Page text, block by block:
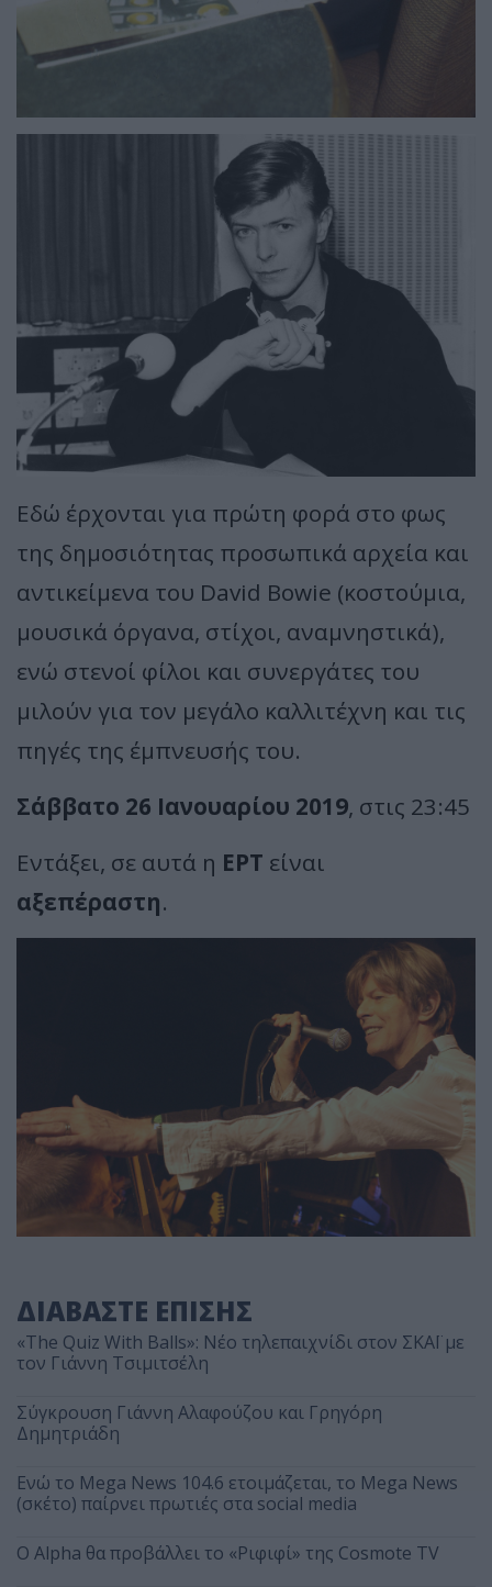
Εδώ έρχονται για πρώτη φορά στο φως
της δημοσιότητας προσωπικά αρχεία και
αντικείμενα του David Bowie (κοστούμια,
μουσικά όργανα, στίχοι, αναμνηστικά),
ενώ στενοί φίλοι και συνεργάτες του
μιλούν για τον μεγάλο καλλιτέχνη και τις
πηγές της έμπνευσής του.
Σάββατο 26 Ιανουαρίου 2019, στις 23:45
Εντάξει, σε αυτά η ΕΡΤ είναι
αξεπέραστη.
ΔΙΑΒΑΣΤΕ ΕΠΙΣΗΣ
«The Quiz With Balls»: Νέο τηλεπαιχνίδι στον ΣΚΑΪ με
τον Γιάννη Τσιμιτσέλη
Σύγκρουση Γιάννη Αλαφούζου και Γρηγόρη
Δημητριάδη
Ενώ το Mega News 104.6 ετοιμάζεται, το Mega News
(σκέτο) παίρνει πρωτιές στα social media
Ο Alpha θα προβάλλει το «Ριφιφί» της Cosmote TV